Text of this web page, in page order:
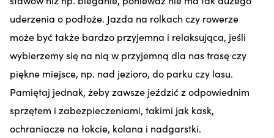
uderzenia o podłoże. Jazda na rolkach czy rowerze
może być także bardzo przyjemna i relaksująca, jeśli
wybierzemy się na nią w przyjemną dla nas trasę czy
piękne miejsce, np. nad jezioro, do parku czy lasu.
Pamiętaj jednak, żeby zawsze jeździć z odpowiednim
sprzętem i zabezpieczeniami, takimi jak kask,
ochraniacze na łokcie, kolana i nadgarstki.